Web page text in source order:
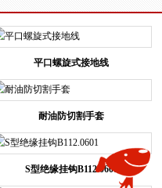
平口螺旋式接地线
耐油防切割手套
S型绝缘挂钩B112.0601